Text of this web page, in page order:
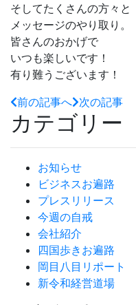
そしてたくさんの方々と
メッセージのやり取り。
皆さんのおかげで
いつも楽しいです！
有り難うございます！
前の記事へ 次の記事
カテゴリー
お知らせ
ビジネスお遍路
プレスリリース
今週の自戒
会社紹介
四国歩きお遍路
岡目八目リポート
新令和経営道場